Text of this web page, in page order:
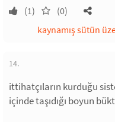
(1) (0)
kaynamış sütün
14.
ittihatçıların kurduğu
içinde taşıdığı boyun